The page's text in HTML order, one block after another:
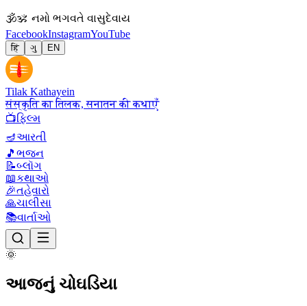
🕉ॐ નમો ભગવતે વાસુદેવાય
FacebookInstagramYouTube
हिं ગુ EN
Tilak Kathayein
संस्कृति का तिलक, सनातन की कथाएँ
📺ફિલ્મ
🪔આરતી
🎵 ભજન
📝બ્લૉગ
📖કથાઓ
🎉તહેવારો
🙏ચાલીસા
📚વાર્તાઓ
🌞
આજનું ચોઘડિયા